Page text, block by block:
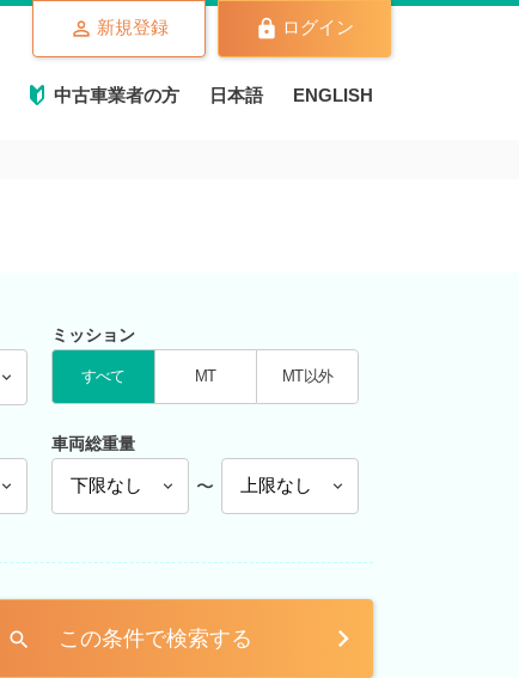
中古車業者の方 日本語 ENGLISH
新規登録 ログイン
ミッション
すべて MT MT以外
車両総重量
〜
search この条件で検索する